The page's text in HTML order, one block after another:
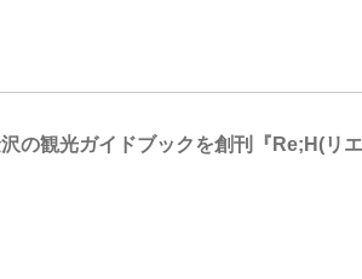
の観光ガイドブックを創刊『Re;H(リ